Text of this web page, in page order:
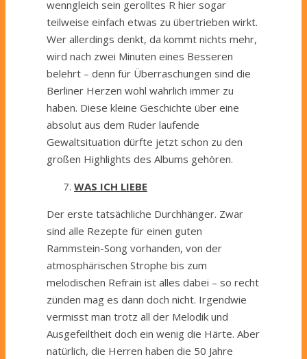
wenngleich sein gerolltes R hier sogar
teilweise einfach etwas zu übertrieben wirkt.
Wer allerdings denkt, da kommt nichts mehr,
wird nach zwei Minuten eines Besseren
belehrt – denn für Überraschungen sind die
Berliner Herzen wohl wahrlich immer zu
haben. Diese kleine Geschichte über eine
absolut aus dem Ruder laufende
Gewaltsituation dürfte jetzt schon zu den
großen Highlights des Albums gehören.
WAS ICH LIEBE
Der erste tatsächliche Durchhänger. Zwar
sind alle Rezepte für einen guten
Rammstein-Song vorhanden, von der
atmosphärischen Strophe bis zum
melodischen Refrain ist alles dabei – so recht
zünden mag es dann doch nicht. Irgendwie
vermisst man trotz all der Melodik und
Ausgefeiltheit doch ein wenig die Härte. Aber
natürlich, die Herren haben die 50 Jahre